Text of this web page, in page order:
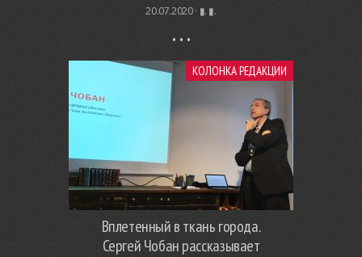
20.07.2020 · ▮. ▮.
КОЛОНКА РЕДАКЦИИ
Вплетенный в ткань города.
Сергей Чобан рассказывает